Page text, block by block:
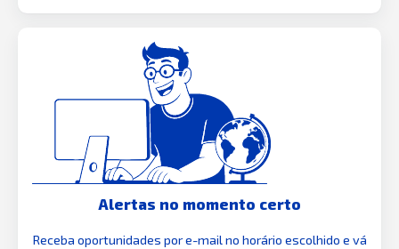
Alertas no momento certo
Receba oportunidades por e-mail no horário escolhido e vá